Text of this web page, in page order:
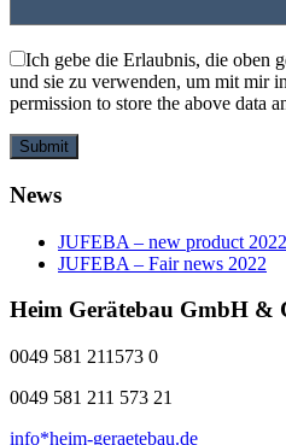
Ich gebe die Erlaubnis, die oben
und sie zu verwenden, um mit mir
permission to store the above data
Submit
News
JUFEBA – new product 2022
JUFEBA – Fair news 2022
Heim Gerätebau GmbH &
0049 581 211573 0
0049 581 211 573 21
info*heim-geraetebau.de